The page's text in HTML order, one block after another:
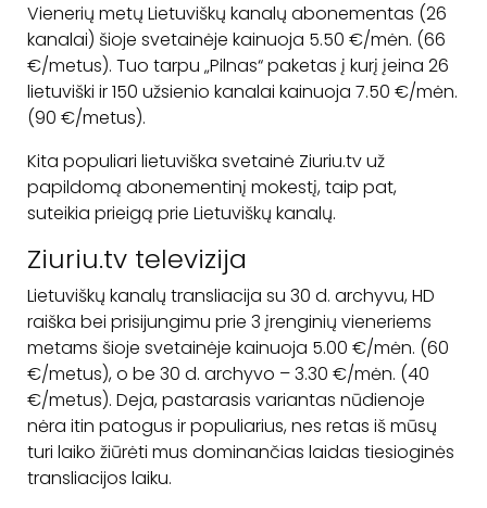
Vienerių metų Lietuviškų kanalų abonementas (26
kanalai) šioje svetainėje kainuoja 5.50 €/mėn. (66
€/metus). Tuo tarpu „Pilnas“ paketas į kurį įeina 26
lietuviški ir 150 užsienio kanalai kainuoja 7.50 €/mėn.
(90 €/metus).
Kita populiari lietuviška svetainė Ziuriu.tv už
papildomą abonementinį mokestį, taip pat,
suteikia prieigą prie Lietuviškų kanalų.
Ziuriu.tv televizija
Lietuviškų kanalų transliacija su 30 d. archyvu, HD
raiška bei prisijungimu prie 3 įrenginių vieneriems
metams šioje svetainėje kainuoja 5.00 €/mėn. (60
€/metus), o be 30 d. archyvo – 3.30 €/mėn. (40
€/metus). Deja, pastarasis variantas nūdienoje
nėra itin patogus ir populiarius, nes retas iš mūsų
turi laiko žiūrėti mus dominančias laidas tiesioginės
transliacijos laiku.